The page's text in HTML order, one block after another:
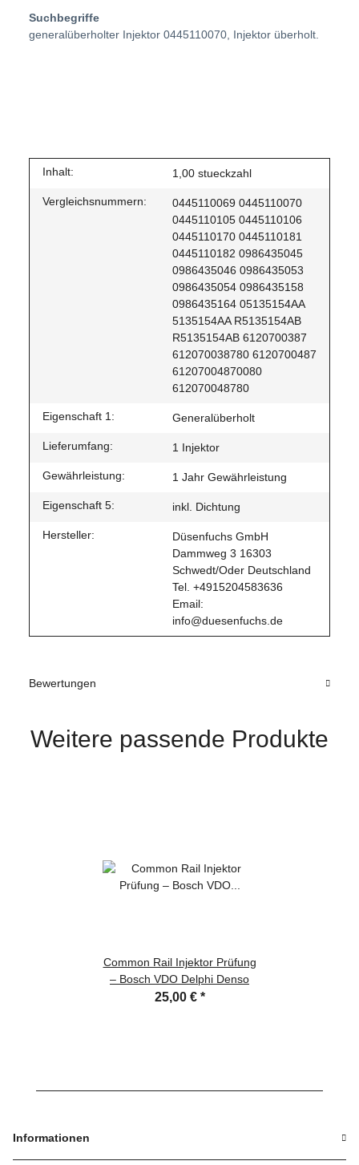
Suchbegriffe
generalüberholter Injektor 0445110070, Injektor überholt.
Inhalt: 1,00 stueckzahl
Vergleichsnummern:
0445110069 0445110070
0445110105 0445110106
0445110170 0445110181
0445110182 0986435045
0986435046 0986435053
0986435054 0986435158
0986435164 05135154AA
5135154AA R5135154AB
R5135154AB 6120700387
612070038780 6120700487
61207004870080
612070048780
Eigenschaft 1: Generalüberholt
Lieferumfang: 1 Injektor
Gewährleistung: 1 Jahr Gewährleistung
Eigenschaft 5: inkl. Dichtung
Hersteller:
Düsenfuchs GmbH
Dammweg 3 16303
Schwedt/Oder Deutschland
Tel. +4915204583636
Email:
info@duesenfuchs.de
Bewertungen
Weitere passende Produkte
Common Rail Injektor Prüfung
– Bosch VDO Delphi Denso
25,00 € *
Informationen